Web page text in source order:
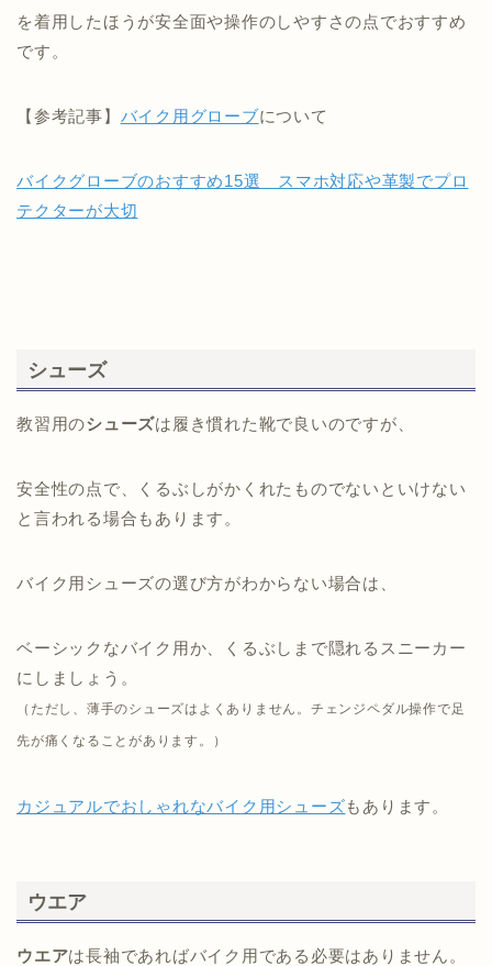
を着用したほうが安全面や操作のしやすさの点でおすすめ
です。
【参考記事】 バイク用グローブについて
バイクグローブのおすすめ15選 スマホ対応や革製でプロ
テクターが大切
シューズ
教習用のシューズは履き慣れた靴で良いのですが、
安全性の点で、くるぶしがかくれたものでないといけない
と言われる場合もあります。
バイク用シューズの選び方がわからない場合は、
ベーシックなバイク用か、くるぶしまで隠れるスニーカー
にしましょう。
（ただし、薄手のシューズはよくありません。チェンジペダル操作で足
先が痛くなることがあります。）
カジュアルでおしゃれなバイク用シューズもあります。
ウエア
ウエアは長袖であればバイク用である必要はありません。